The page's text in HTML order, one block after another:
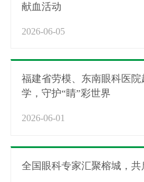
献血活动
2026-06-05
福建省劳模、东南眼科医
学，守护“睛”彩世界
2026-06-01
全国眼科专家汇聚榕城，